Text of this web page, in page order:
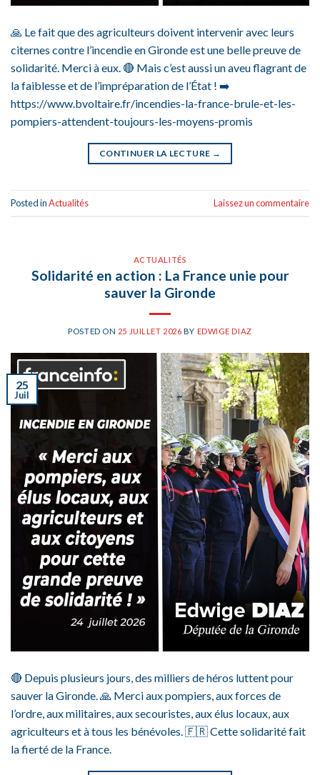
🙏 Le fait que des agriculteurs doivent intervenir avec leurs
citernes contre l’incendie en Gironde est une belle preuve de
solidarité. Merci à eux. 🔴 Mais c’est aussi un aveu flagrant de
la faiblesse et de l’impréparation de l’État ! ➡️
https://www.bvoltaire.fr/incendies-la-france-brule-et-les-
pompiers-attendent-toujours-les-moyens-promis
CONTINUER LA LECTURE →
Posted inActualités Laissez un commentaire
ACTUALITÉS
Solidarité en action : La France unie pour
sauver la Gironde
POSTED ON 25 JUILLET 2026 BY EDWIGE DIAZ
25
Juil
🔴 Depuis plusieurs jours, des milliers de héros luttent pour
sauver la Gironde. 🙏 Merci aux pompiers, aux forces de
l’ordre, aux militaires, aux secouristes, aux élus locaux, aux
agriculteurs et à tous les bénévoles. 🇫🇷 Cette solidarité fait
la fierté de la France.